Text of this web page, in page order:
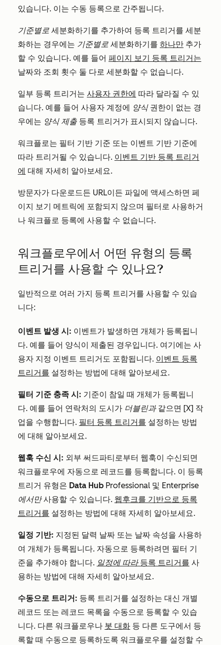
있습니다. 이는 수동 등록으로 간주됩니다.
기준별로 세분화하기를 추가하여 등록 트리거를 세분
화하는 경우에는 기준별로 세분화하기를 하나만 추가
할 수 있습니다. 예를 들어 페이지 보기 등록 트리거는
날짜와 조회 횟수 둘 다로 세분화할 수 없습니다.
일부 등록 트리거는 사용자 권한에 따라 달라질 수 있
습니다. 예를 들어 사용자 계정에 양식권한이 없는 경
우에는 양식 제출 등록 트리거가 표시되지 않습니다.
워크플로는 필터 기반 기준 또는 이벤트 기반 기준에
따라 트리거될 수 있습니다. 이벤트 기반 등록 트리거
에 대해 자세히 알아보세요.
방문자가 다운로드든 URL이든 파일에 액세스하면 페
이지 보기 메트릭에 포함되지 않으며 필터로 사용하거
나 워크플로 등록에 사용할 수 없습니다.
워크플로우에서 어떤 유형의 등록
트리거를 사용할 수 있나요?
일반적으로 여러 가지 등록 트리거를 사용할 수 있습
니다:
이벤트 발생 시: 이벤트가 발생하면 개체가 등록됩니
다. 예를 들어 양식이 제출된 경우입니다. 여기에는 사
용자 지정 이벤트 트리거도 포함됩니다. 이벤트 등록
트리거를 설정하는 방법에 대해 알아보세요.
필터 기준 충족 시: 기준이 참일 때 개체가 등록됩니
다. 예를 들어 연락처의 도시가 더블린과같으면 [X] 작
업을 수행합니다. 필터 등록 트리거를 설정하는 방법
에 대해 알아보세요.
웹훅 수신 시: 외부 써드파티로부터 웹훅이 수신되면
워크플로우에 자동으로 레코드를 등록합니다. 이 등록
트리거 유형은 Data Hub Professional 및 Enterprise
에서만사용할 수 있습니다. 웹후크를 기반으로 등록
트리거를 설정하는 방법에 대해 자세히 알아보세요.
일정 기반: 지정된 달력 날짜 또는 날짜 속성을 사용하
여 개체가 등록됩니다. 자동으로 등록하려면 필터 기
준을 추가해야 합니다. 일정에 따라등록 트리거를 사
용하는 방법에 대해 자세히 알아보세요.
수동으로 트리거: 등록 트리거를 설정하는 대신 개별
레코드 또는 레코드 목록을 수동으로 등록할 수 있습
니다. 다른 워크플로우나 봇 대화 등 다른 도구에서 등
록할 때 수동으로 등록하도록 워크플로우를 설정할 수